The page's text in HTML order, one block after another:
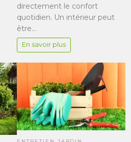
directement le confort
quotidien. Un intérieur peut
être…
En savoir plus